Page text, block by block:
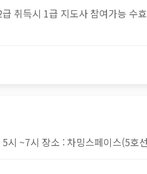
취득시 1급 지도사 참여가능
~7시 장소 : 차밍스페이스(5